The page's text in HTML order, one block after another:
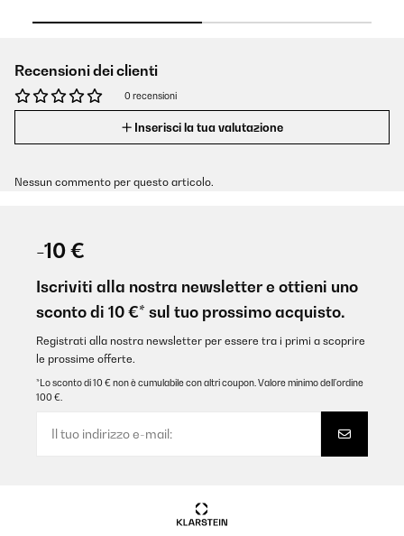
Recensioni dei clienti
0 recensioni
Inserisci la tua valutazione
Nessun commento per questo articolo.
-10 €
Iscriviti alla nostra newsletter e ottieni uno
sconto di 10 €* sul tuo prossimo acquisto.
Registrati alla nostra newsletter per essere tra i primi a scoprire
le prossime offerte.
*Lo sconto di 10 € non è cumulabile con altri coupon. Valore minimo dell’ordine
100 €.